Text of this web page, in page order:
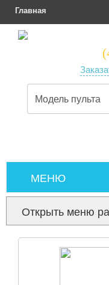
Главная
МЕНЮ
Открыть меню